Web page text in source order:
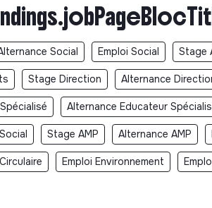
Social Emploi Social Stage
Stage Direction Alternance
Alternance Educateur
Stage AMP Alternance AMP
Emploi Environnement